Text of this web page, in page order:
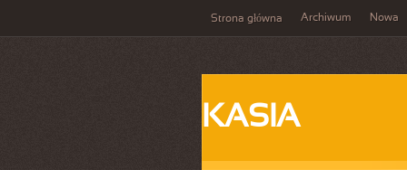
Strona główna Archiwum Nowa
KASIA